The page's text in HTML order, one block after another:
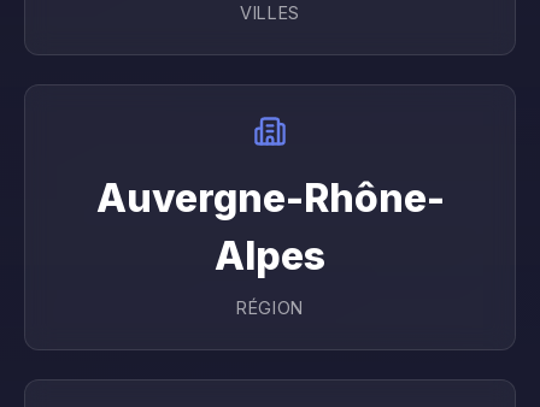
VILLES
Auvergne-Rhône-
Alpes
RÉGION